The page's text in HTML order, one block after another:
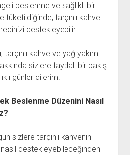
beslenme ve sağlıklı bir
tüketildiğinde, tarçınlı kahve
destekleyebilir.
kahve ve yağ yakımı
sizlere faydalı bir bakış
günler dilerim!
Beslenme Düzenini Nasıl
sizlere tarçınlı kahvenin
destekleyebileceğinden